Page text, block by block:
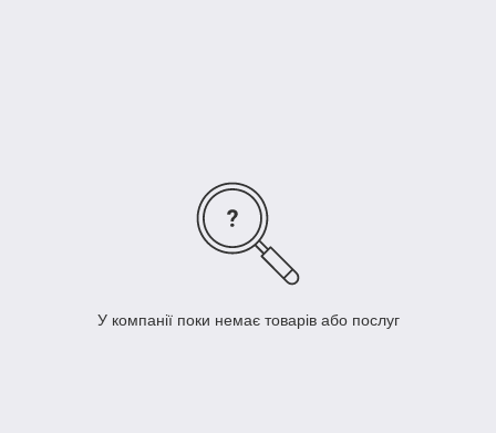
У компанії поки немає товарів або послуг